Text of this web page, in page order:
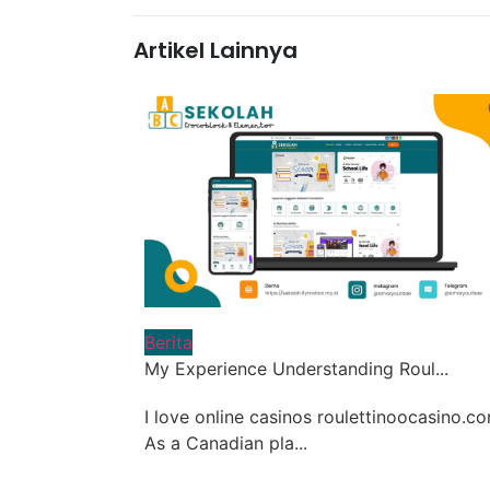
Artikel Lainnya
Berita
My Experience Understanding Roul...
I love online casinos
As a Canadian pla...